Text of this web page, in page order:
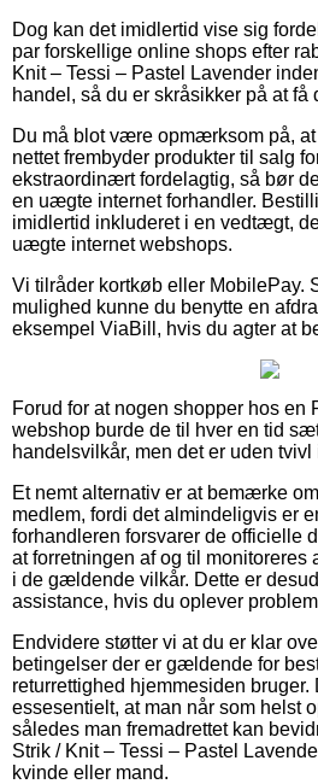
Dog kan det imidlertid vise sig
par forskellige online shops efter
Knit – Tessi – Pastel Lavender
handel, så du er skråsikker på at få
Du må blot være opmærksom på,
nettet frembyder produkter til salg
ekstraordinært fordelagtig, så bør
en uægte internet forhandler.
imidlertid inkluderet i en vedtægt,
uægte internet webshops.
Vi tilråder kortkøb eller MobilePay.
mulighed kunne du benytte en
eksempel ViaBill, hvis du agter at
Forud for at nogen shopper hos en
webshop burde de til hver en tid
handelsvilkår, men det er uden
Et nemt alternativ er at bemærke
medlem, fordi det almindeligvis er
forhandleren forsvarer de officielle
at forretningen af og til monitoreres
i de gældende vilkår. Dette er
assistance, hvis du oplever
Endvidere støtter vi at du er klar
betingelser der er gældende for
returrettighed hjemmesiden bruger.
essesentielt, at man når som helst
således man fremadrettet kan
Strik / Knit – Tessi – Pastel
kvinde eller mand.